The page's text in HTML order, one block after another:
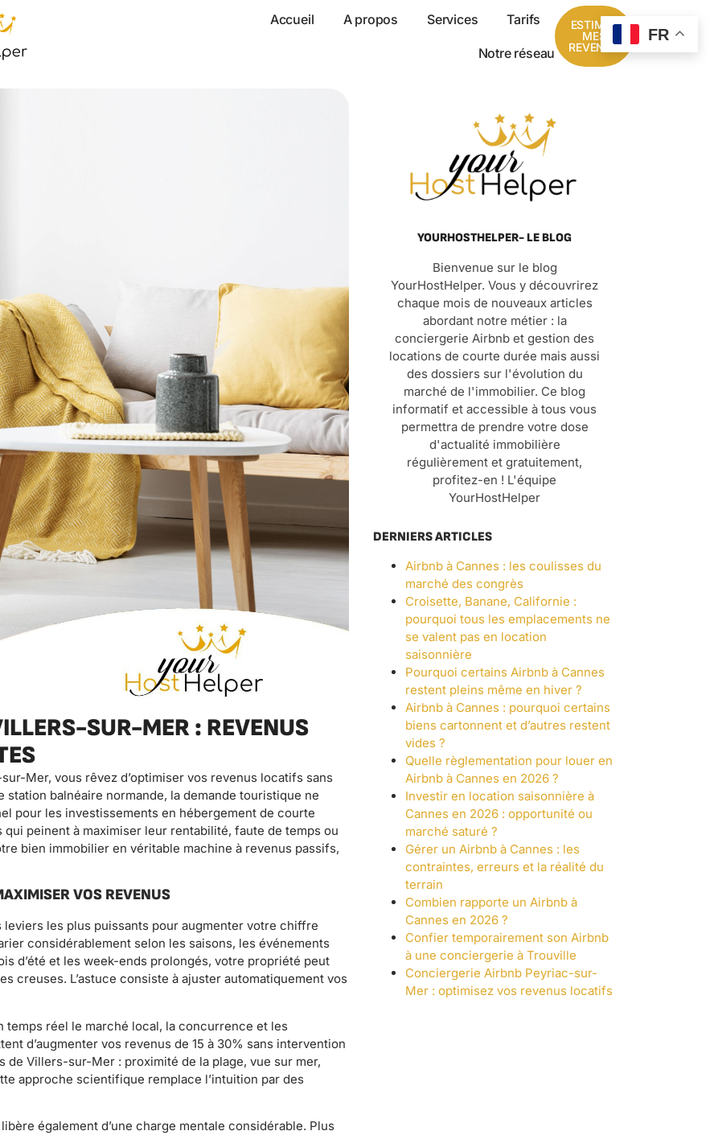
Accueil A propos Services Tarifs
Notre réseau
ESTIMER
MES
REVENUS
SUR-MER : REVENUS
Mer, vous rêvez d’optimiser vos revenus locatifs sans
balnéaire normande, la demande touristique ne
pour les investissements en hébergement de courte
peinent à maximiser leur rentabilité, faute de temps ou
bien immobilier en véritable machine à revenus passifs,
VOS REVENUS
leviers les plus puissants pour augmenter votre chiffre
considérablement selon les saisons, les événements
d’été et les week-ends prolongés, votre propriété peut
creuses. L’astuce consiste à ajuster automatiquement vos
réel le marché local, la concurrence et les
d’augmenter vos revenus de 15 à 30% sans intervention
Villers-sur-Mer : proximité de la plage, vue sur mer,
approche scientifique remplace l’intuition par des
également d’une charge mentale considérable. Plus
YOURHOSTHELPER- LE BLOG
Bienvenue sur le blog
YourHostHelper. Vous y découvrirez
chaque mois de nouveaux articles
abordant notre métier : la
conciergerie Airbnb et gestion des
locations de courte durée mais aussi
des dossiers sur l'évolution du
marché de l'immobilier. Ce blog
informatif et accessible à tous vous
permettra de prendre votre dose
d'actualité immobilière
régulièrement et gratuitement,
profitez-en ! L'équipe
YourHostHelper
DERNIERS ARTICLES
Airbnb à Cannes : les coulisses du
marché des congrès
Croisette, Banane, Californie :
pourquoi tous les emplacements ne
se valent pas en location
saisonnière
Pourquoi certains Airbnb à Cannes
restent pleins même en hiver ?
Airbnb à Cannes : pourquoi certains
biens cartonnent et d’autres restent
vides ?
Quelle règlementation pour louer en
Airbnb à Cannes en 2026 ?
Investir en location saisonnière à
Cannes en 2026 : opportunité ou
marché saturé ?
Gérer un Airbnb à Cannes : les
contraintes, erreurs et la réalité du
terrain
Combien rapporte un Airbnb à
Cannes en 2026 ?
Confier temporairement son Airbnb
à une conciergerie à Trouville
Conciergerie Airbnb Peyriac-sur-
Mer : optimisez vos revenus locatifs
FR